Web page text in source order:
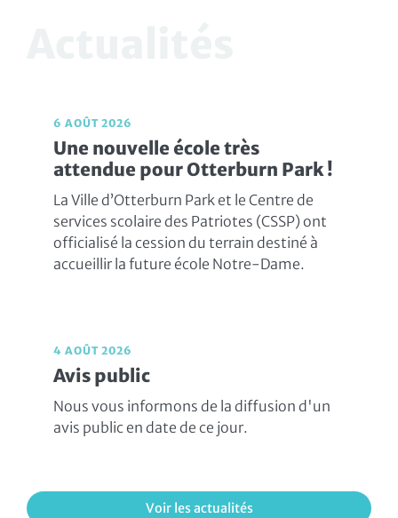
6 AOÛT 2026
Une nouvelle école très
attendue pour Otterburn Park !
La Ville d’Otterburn Park et le Centre de
services scolaire des Patriotes (CSSP) ont
officialisé la cession du terrain destiné à
accueillir la future école Notre-Dame.
4 AOÛT 2026
Avis public
Nous vous informons de la diffusion d'un
avis public en date de ce jour.
Voir les actualités